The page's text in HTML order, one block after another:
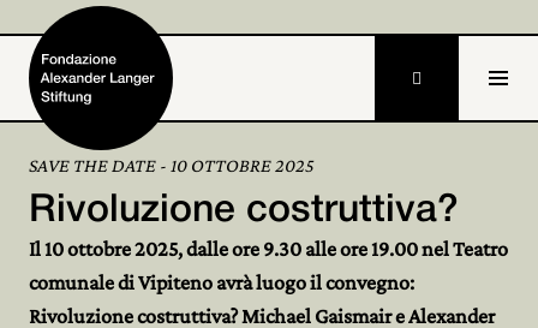
Home
Fondazione
Attività e progetti 

SAVE THE DATE - 10 OTTOBRE 2025
Rivoluzione costruttiva?
Il 10 ottobre 2025, dalle ore 9.30 alle ore 19.00 nel Teatro
comunale di Vipiteno avrà luogo il convegno:
Rivoluzione costruttiva? Michael Gaismair e Alexander